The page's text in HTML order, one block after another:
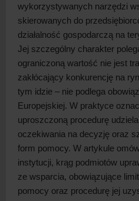
wykorzystywanych narzędzi
skierowanych do
działalność gospodarczą na
Jej szczególny charakter
ograniczoną wartość nie jest
zakłócający konkurencję na
tym idzie – nie podlega
Europejskiej. W praktyce
uproszczoną procedurę
oczekiwania na decyzję oraz
form pomocy. W artykule
instytucji, krąg podmiotów
ze wsparcia, obowiązujące
pomocy oraz procedurę jej